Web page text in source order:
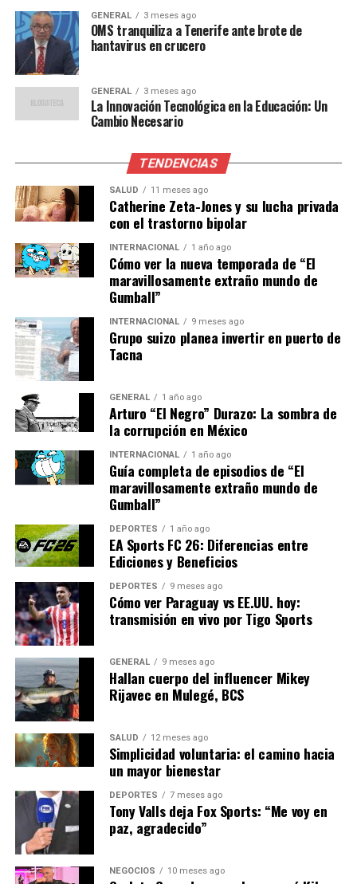
Innovaciones en el Sector Salud
En el ámbito de la salud, la IA está facilitando
diagnósticos más precisos y tratamientos
personalizados. Los algoritmos de aprendizaje
automático están siendo utilizados para analizar
grandes volúmenes de datos médicos, lo que permite a
predecir resultados con mayor precisión.
Un estudio reciente publicado en la revista
destacó que el uso de IA en el diagnóstico de
enfermedades como el cáncer ha mejorado las tasas de
detección temprana en un 20%. Esto no solo aumenta
las posibilidades de éxito en el tratamiento, sino que
también reduce los costos asociados con el cuidado de la
Desafíos Éticos y de Privacidad
A pesar de los beneficios, el avance de la IA plantea
desafíos éticos y de privacidad significativos. La
recopilación y el uso de datos personales para entrenar
algoritmos de IA han generado preocupaciones sobre la
privacidad de los usuarios y el potencial de sesgos en los
sistemas automatizados.
“Es crucial que
establezcamos marcos
regulatorios sólidos para
garantizar que el desarrollo
de la IA sea ético y
equitativo”, comentó Javier
Martínez, director del
Centro de Ética en
Tecnología de Barcelona.
El Futuro de la Inteligencia
Artificial
Mirando hacia el futuro, la IA promete seguir siendo una
fuerza transformadora en la sociedad. Los expertos
GENERAL 3 meses ago
OMS tranquiliza a Tenerife ante brote de
hantavirus en crucero
GENERAL 3 meses ago
La Innovación Tecnológica en la Educación: Un
Cambio Necesario
TENDENCIAS
SALUD 11 meses ago
Catherine Zeta-Jones y su lucha privada
con el trastorno bipolar
INTERNACIONAL 1 año ago
Cómo ver la nueva temporada de “El
maravillosamente extraño mundo de
Gumball”
INTERNACIONAL 9 meses ago
Grupo suizo planea invertir en puerto de
Tacna
GENERAL 1 año ago
Arturo “El Negro” Durazo: La sombra de
la corrupción en México
INTERNACIONAL 1 año ago
Guía completa de episodios de “El
maravillosamente extraño mundo de
Gumball”
DEPORTES 1 año ago
EA Sports FC 26: Diferencias entre
Ediciones y Beneficios
DEPORTES 9 meses ago
Cómo ver Paraguay vs EE.UU. hoy:
transmisión en vivo por Tigo Sports
GENERAL 9 meses ago
Hallan cuerpo del influencer Mikey
Rijavec en Mulegé, BCS
SALUD 12 meses ago
Simplicidad voluntaria: el camino hacia
un mayor bienestar
DEPORTES 7 meses ago
Tony Valls deja Fox Sports: “Me voy en
paz, agradecido”
NEGOCIOS 10 meses ago